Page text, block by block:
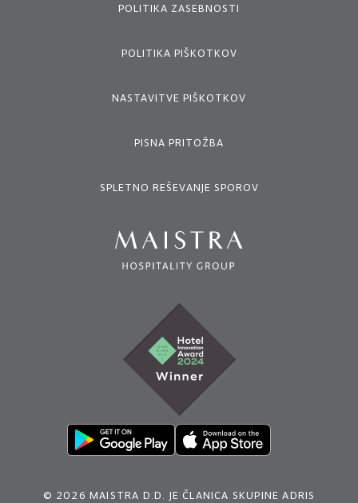
POLITIKA ZASEBNOSTI
POLITIKA PIŠKOTKOV
NASTAVITVE PIŠKOTKOV
PISNA PRITOŽBA
SPLETNO REŠEVANJE SPOROV
© 2026 MAISTRA D.D. JE ČLANICA SKUPINE ADRIS